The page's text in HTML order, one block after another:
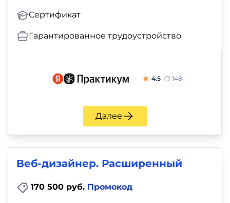
Сертификат
Гарантированное трудоустройство
4.5 148
Далее
Веб-дизайнер. Расширенный
170 500 руб. Промокод